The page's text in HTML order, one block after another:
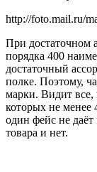
http://foto.mail.ru/
При достаточном
порядка 400
достаточный
полке. Поэтому,
марки. Видит все,
которых не менее
один фейс не даёт
товара и нет.